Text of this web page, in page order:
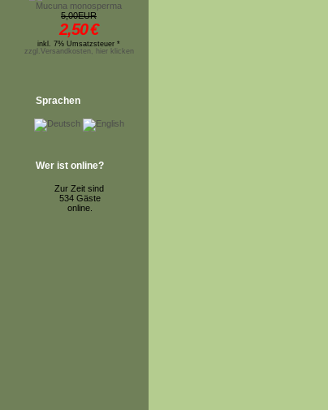
Mucuna monosperma
5,00EUR
2,50€
inkl. 7% Umsatzsteuer *
zzgl.Versandkosten, hier klicken
Sprachen
Wer ist online?
Zur Zeit sind
534 Gäste
online.